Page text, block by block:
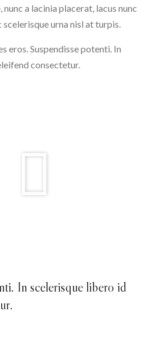
a lacinia placerat, lacus nunc
urna nisl at turpis.
eros. Suspendisse potenti. In
consectetur.
In scelerisque libero id